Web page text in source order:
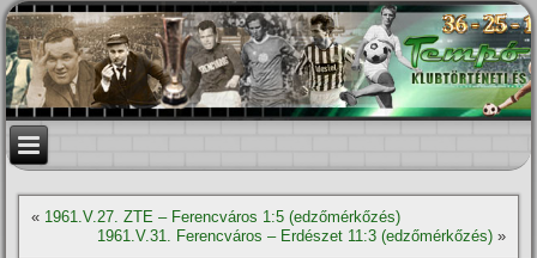
« 1961.V.27. ZTE – Ferencváros 1:5 (edzőmérkőzés)
1961.V.31. Ferencváros – Erdészet 11:3 (edzőmérkőzés)»